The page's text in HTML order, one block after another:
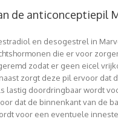
de anticonceptiepil
en desogestrel in
die er voor
zodat er geen eicel
zorgt deze pil ervoor dat
lastig doordringbaar wordt
dat de binnenkant van de
voor een eventuele